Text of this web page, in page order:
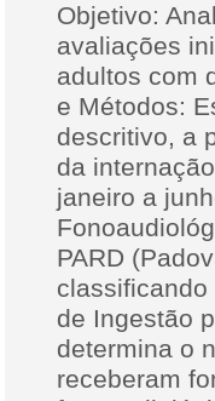
Objetivo:
avaliações
adultos com
e Métodos:
descritivo, a
da
janeiro a
PARD
de Ingestão
determina o
receberam